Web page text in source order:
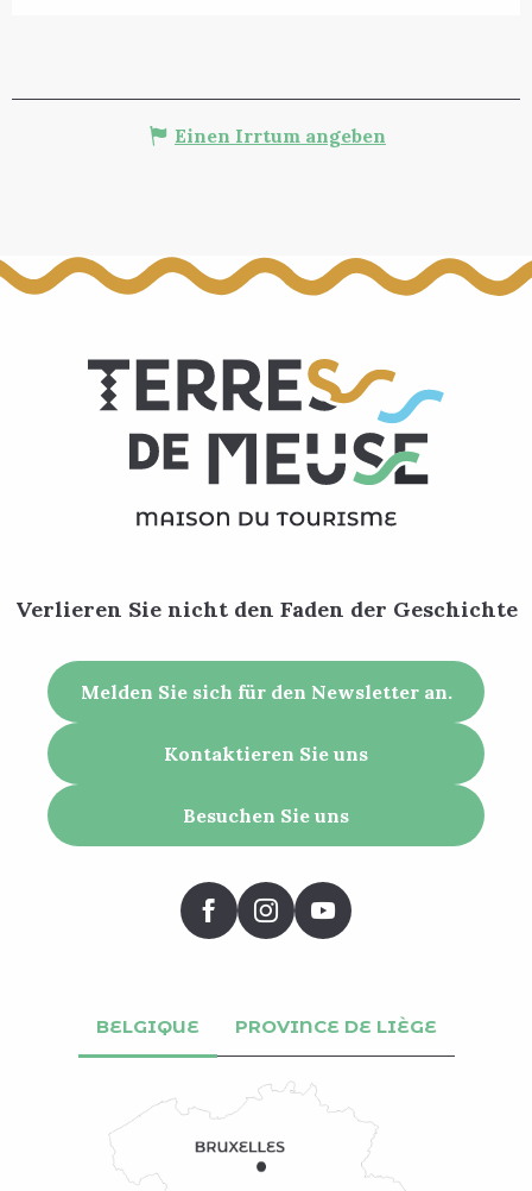
Einen Irrtum angeben
Verlieren Sie nicht den Faden der Geschichte
Melden Sie sich für den Newsletter an.
Kontaktieren Sie uns
Besuchen Sie uns
BELGIQUE PROVINCE DE LIÈGE